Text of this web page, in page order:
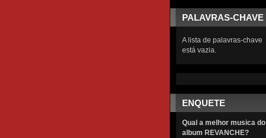
PALAVRAS-CHAVE
A lista de palavras-chave
está vazia.
ENQUETE
Qual a melhor musica do
album REVANCHE?